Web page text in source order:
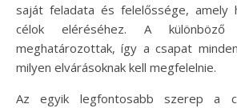
saját feladata és felelőssége, amely
célok eléréséhez. A különböző
meghatározottak, így a csapat
milyen elvárásoknak kell megfelelnie.
Az egyik legfontosabb szerep a